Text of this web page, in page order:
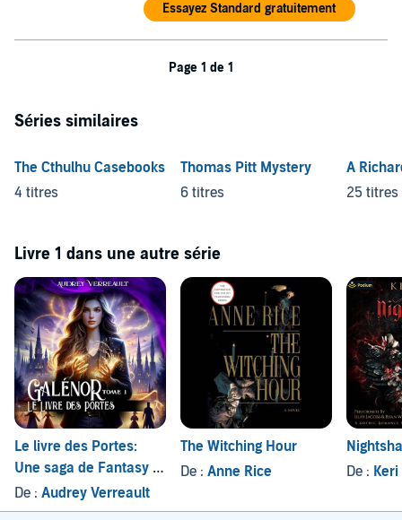
Essayez Standard gratuitement
Page 1 de 1
Séries similaires
The Cthulhu Casebooks
4 titres
Thomas Pitt Mystery
6 titres
A
25 titres
Livre 1 dans une autre série
Le livre des Portes:
Une saga de Fantasy et
d’amour Interdit
De : Audrey Verreault
The Witching Hour
De : Anne Rice
De :